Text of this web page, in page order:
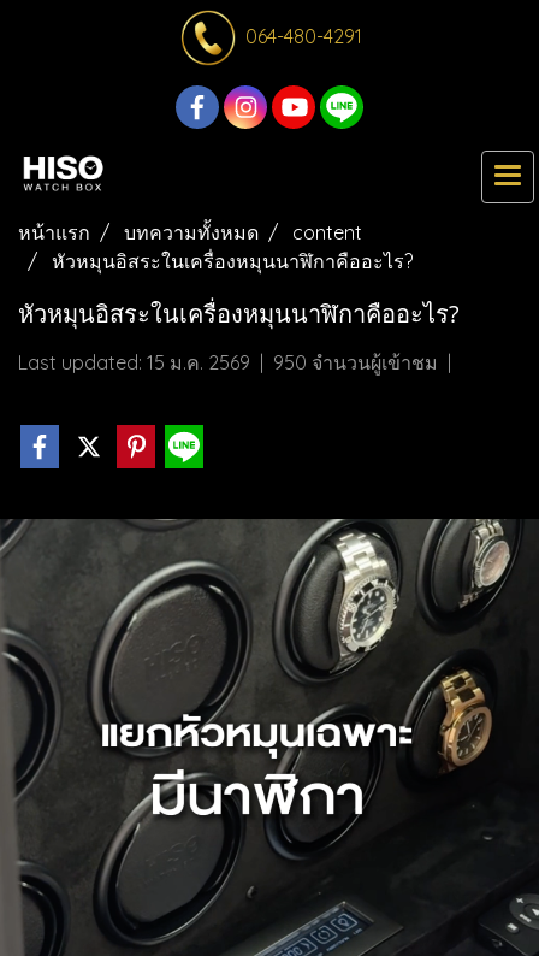
064-480-4291
หน้าแรก บทความทั้งหมด
content
หัวหมุนอิสระในเครื่องหมุนนาฬิกาคืออะไร?
หัวหมุนอิสระในเครื่องหมุนนาฬิกาคืออะไร?
Last updated: 15 ม.ค. 2569 950 จำนวนผู้เข้าชม